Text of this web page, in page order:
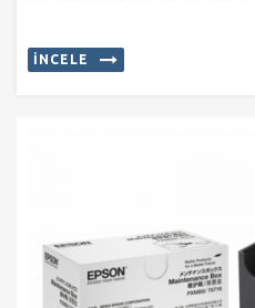
İNCELE